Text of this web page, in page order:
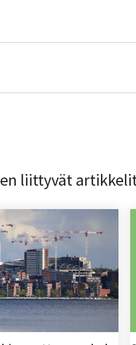
liittyvät